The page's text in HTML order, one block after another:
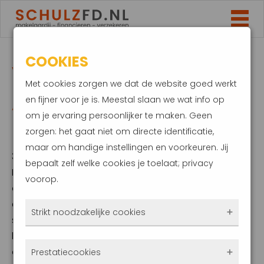
VRAAG SNEL SUBSIDIE
AAN VOOR JE
ELEKTRISCHE AUTO
3 januari 2022
De subsidiepot voor elektrische auto’s is weer
open. Particulieren die op of na 1 januari een
elektrische auto hebben, kunnen hiervoor
subsidie aanvragen. Dit geldt voor zowel
lease als koop. Wacht niet te lang met het
aanvragen van de subsidie. Vorig jaar was
COOKIES
Met cookies zorgen we dat de website goed werkt
en fijner voor je is. Meestal slaan we wat info op
om je ervaring persoonlijker te maken. Geen
zorgen: het gaat niet om directe identificatie,
maar om handige instellingen en voorkeuren. Jij
bepaalt zelf welke cookies je toelaat; privacy
voorop.
Strikt noodzakelijke cookies
Prestatiecookies